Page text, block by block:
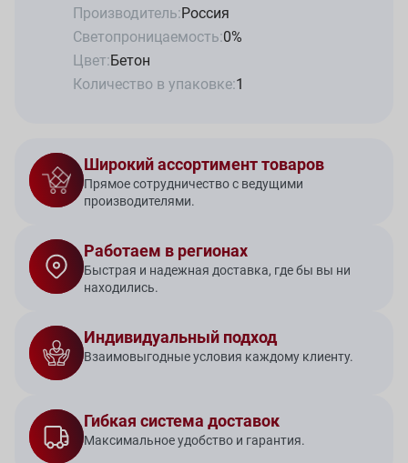
Производитель:Россия
Светопроницаемость:0%
Цвет:Бетон
Количество в упаковке:1
Широкий ассортимент товаров
Прямое сотрудничество с ведущими
производителями.
Работаем в регионах
Быстрая и надежная доставка, где бы вы ни
находились.
Индивидуальный подход
Взаимовыгодные условия каждому клиенту.
Гибкая система доставок
Максимальное удобство и гарантия.